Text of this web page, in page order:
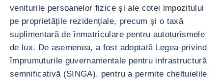
veniturile persoanelor fizice și ale cotei impozitului
pe proprietățile rezidențiale, precum și o taxă
suplimentară de înmatriculare pentru autoturismele
de lux. De asemenea, a fost adoptată Legea privind
împrumuturile guvernamentale pentru infrastructură
semnificativă (SINGA), pentru a permite cheltuielile